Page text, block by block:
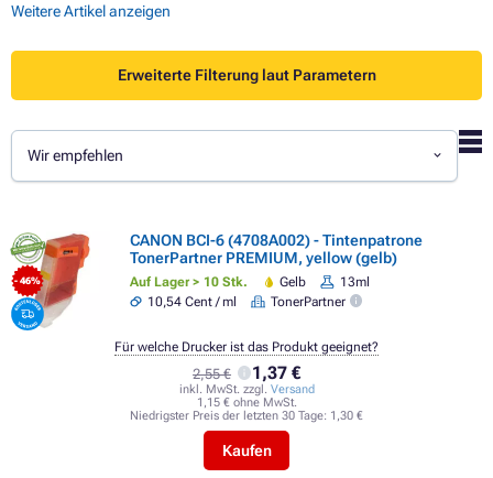
Weitere Artikel anzeigen
Erweiterte Filterung laut Parametern
Wir empfehlen
- 46%
CANON BCI-6 (4708A002) - Tintenpatrone
TonerPartner PREMIUM, yellow (gelb)
Auf Lager > 10 Stk. Gelb
13ml
10,54 Cent / ml
TonerPartner
2,55 € 1,37 €
inkl. MwSt. zzgl. Versand
1,15 € ohne MwSt.
Niedrigster Preis der letzten 30 Tage: 1,30 €
Kaufen
Für welche Drucker ist das Produkt geeignet?